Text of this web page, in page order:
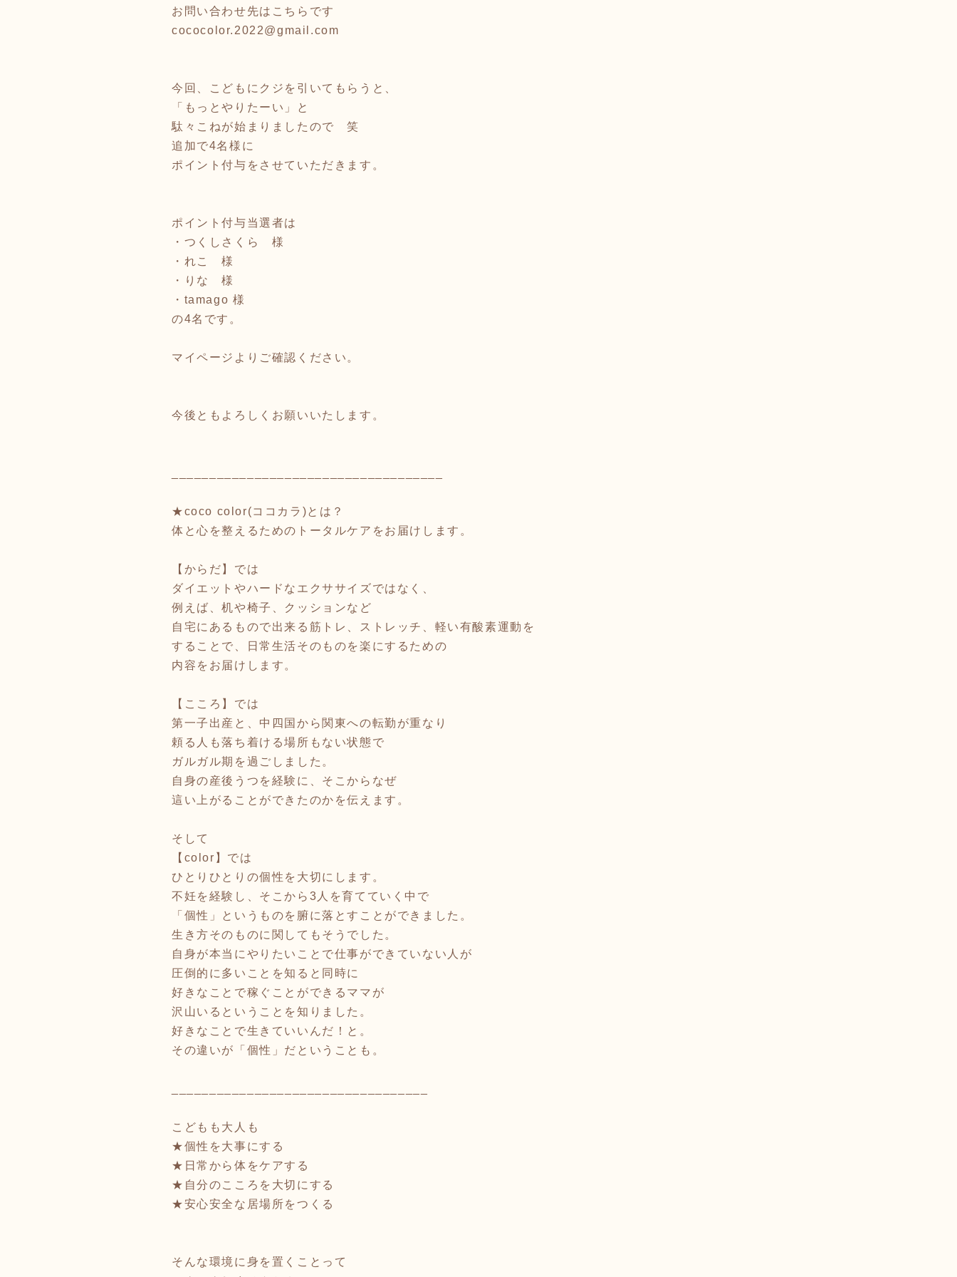
お問い合わせ先はこちらです
cococolor.2022@gmail.com
今回、こどもにクジを引いてもらうと、
「もっとやりたーい」と
駄々こねが始まりましたので 笑
追加で4名様に
ポイント付与をさせていただきます。
ポイント付与当選者は
・つくしさくら 様
・れこ 様
・りな 様
・tamago 様
の4名です。
マイページよりご確認ください。
今後ともよろしくお願いいたします。
★coco color(ココカラ)とは？
体と心を整えるためのトータルケアをお届けします。
【からだ】では
ダイエットやハードなエクササイズではなく、
例えば、机や椅子、クッションなど
自宅にあるもので出来る筋トレ、ストレッチ、軽い有酸素運動を
することで、日常生活そのものを楽にするための
内容をお届けします。
【こころ】では
第一子出産と、中四国から関東への転勤が重なり
頼る人も落ち着ける場所もない状態で
ガルガル期を過ごしました。
自身の産後うつを経験に、そこからなぜ
這い上がることができたのかを伝えます。
そして
【color】では
ひとりひとりの個性を大切にします。
不妊を経験し、そこから3人を育てていく中で
「個性」というものを腑に落とすことができました。
生き方そのものに関してもそうでした。
自身が本当にやりたいことで仕事ができていない人が
圧倒的に多いことを知ると同時に
好きなことで稼ぐことができるママが
沢山いるということを知りました。
好きなことで生きていいんだ！と。
その違いが「個性」だということも。
こどもも大人も
★個性を大事にする
★日常から体をケアする
★自分のこころを大切にする
★安心安全な居場所をつくる
そんな環境に身を置くことって